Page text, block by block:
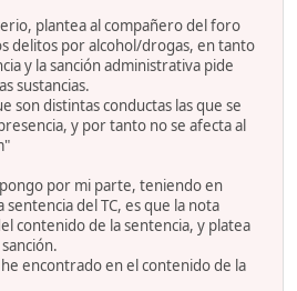
plantea al compañero del foro
delitos por alcohol/drogas, en tanto
y la sanción administrativa pide
sustancias.
son distintas conductas las que se
y por tanto no se afecta al
por mi parte, teniendo en
del TC, es que la nota
contenido de la sentencia, y platea
encontrado en el contenido de la